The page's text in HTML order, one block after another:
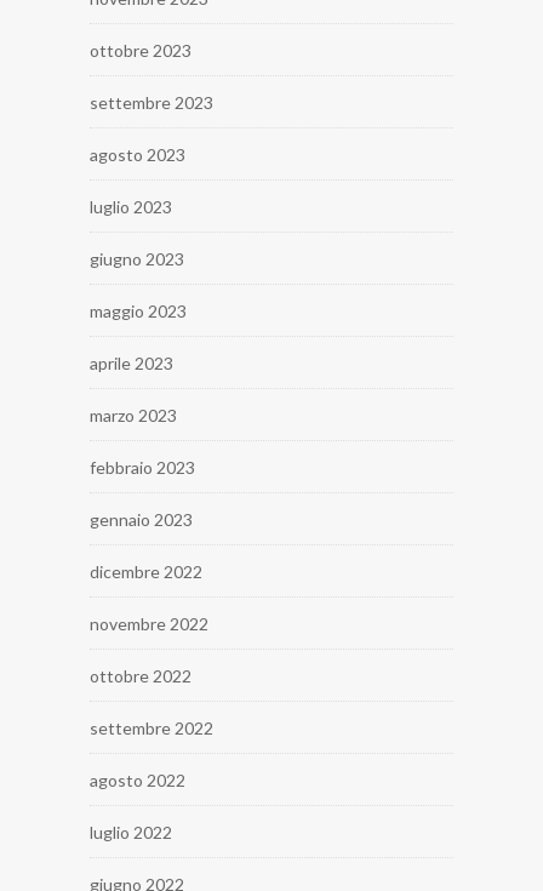
ottobre 2023
settembre 2023
agosto 2023
luglio 2023
giugno 2023
maggio 2023
aprile 2023
marzo 2023
febbraio 2023
gennaio 2023
dicembre 2022
novembre 2022
ottobre 2022
settembre 2022
agosto 2022
luglio 2022
giugno 2022